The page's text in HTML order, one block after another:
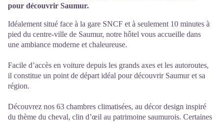
pour découvrir Saumur.
Idéalement situé face à la gare SNCF et à seulement 10 minutes à
pied du centre-ville de Saumur, notre hôtel vous accueille dans
une ambiance moderne et chaleureuse.
Facile d’accès en voiture depuis les grands axes et les autoroutes,
il constitue un point de départ idéal pour découvrir Saumur et sa
région.
Découvrez nos 63 chambres climatisées, au décor design inspiré
du thème du cheval, clin d’œil au patrimoine saumurois. Certaines